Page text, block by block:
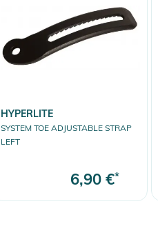
HYPERLITE
SYSTEM TOE ADJUSTABLE STRAP
LEFT
6,90 €*